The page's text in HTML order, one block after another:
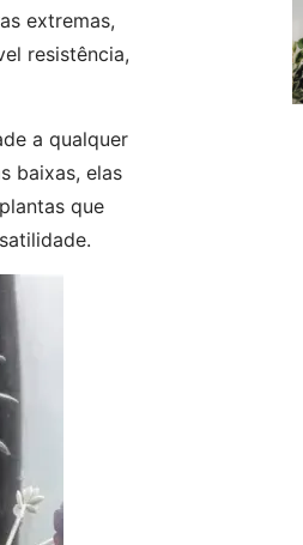
extremas,
resistência,
a qualquer
baixas, elas
que